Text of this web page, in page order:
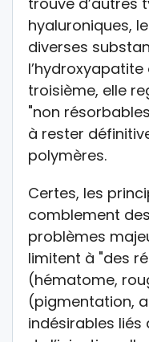
hyaluroniques,
diverses
troisième, elle
"non
à rester
polymères.
Certes, les
comblement
problèmes
limitent à "des
(hématome,
(pigmentation,
indésirables liés